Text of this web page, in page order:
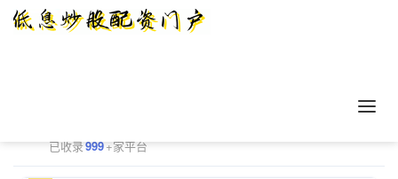
已收录999+家平台